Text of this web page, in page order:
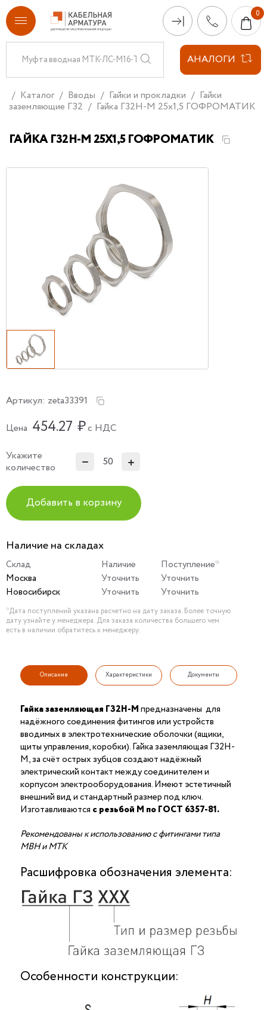
АНАЛОГИ
Каталог Вводы Гайки и прокладки
Гайки
заземляющие ГЗ2
Гайка Г32Н-М 25х1,5 ГОФРОМАТИК
ГАЙКА Г32Н-М 25Х1,5 ГОФРОМАТИК
Артикул: zeta33391
Цена 454.27 ₽с НДС
Укажите
количество
Добавить в корзину
Наличие на складах
Склад Наличие
Поступление*
Москва
Уточнить
Уточнить
Новосибирск
Уточнить Уточнить
*Дата поступлений указана расчетно на дату заказа. Более точную
дату узнайте у менеджера. Для заказа количества большего чем
есть в наличии обратитесь к менеджеру.
Описание Характеристики Документы
Гайка заземляющая ГЗ2Н-Мпредназначены для
надёжного соединения фитингов или устройств
вводимых в электротехнические оболочки (ящики,
щиты управления, коробки). Гайка заземляющая ГЗ2Н-
М, за счёт острых зубцов создают надёжный
электрический контакт между соединителем и
корпусом электрооборудования. Имеют эстетичный
внешний вид и стандартный размер под ключ.
Изготавливаются с резьбой M по ГОСТ 6357-81.
Рекомендованы к использованию с фитингами типа
МВН и МТК
Расшифровка обозначения элемента:
Особенности конструкции: